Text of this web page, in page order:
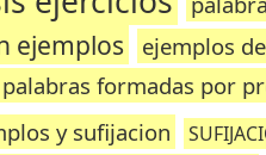
ejemplos
ejemplos
palabras formadas por
y sufijacion